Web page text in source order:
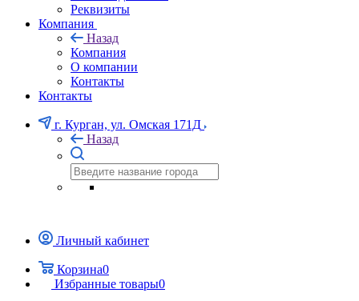
Реквизиты
Компания
Назад
Компания
О компании
Контакты
Контакты
г. Курган, ул. Омская 171Д
Назад
Личный кабинет
Корзина0
Избранные товары0